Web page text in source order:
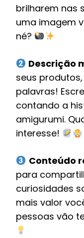
brilharem nas
uma imagem
né?
Descrição
seus
palavras!
contando a
amigurumi.
interesse!
Conteúdo
para
curiosidades
mais valor
pessoas vão